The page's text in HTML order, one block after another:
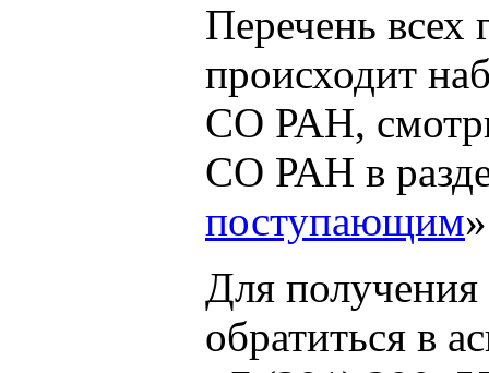
Перечень всех
происходит
СО РАН,
СО РАН в
поступающим
Для
обратиться в